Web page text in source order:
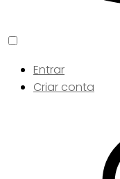
Entrar
Criar conta